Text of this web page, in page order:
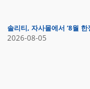
솔리티, 자사몰에서 ‘8월
2026-08-05